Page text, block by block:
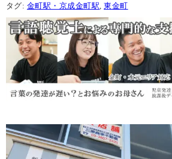
タグ: 金町駅・京成金町駅 ,東金町